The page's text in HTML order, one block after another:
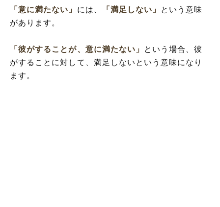
「意に満たない」 には、 「満足しない」
という意味
があります。
「彼がすることが、意に満たない」
という場合、彼
がすることに対して、満足しないという意味になり
ます。